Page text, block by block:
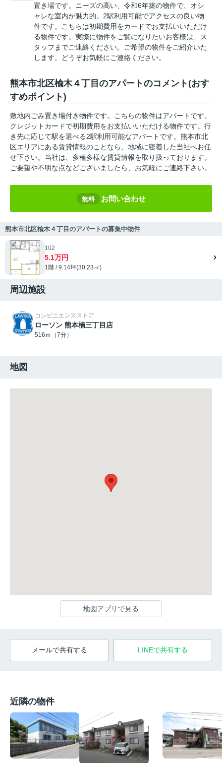
置き場です。ニーズの高い、令和6年築の物件で、オシ
ャレな室内が魅力的。2駅利用可能でアクセスの良い物
件です。こちらは初期費用をカードでお支払いいただけ
る物件です。実際に物件をご覧になりたいお客様は、ス
タッフまでご連絡ください。ご希望の物件をご紹介いた
します。どうぞお気軽にご連絡ください。
熊本市北区楡木４丁目のアパートのコメント(おす
すめポイント)
敷地内ごみ置き場付き物件です。こちらの物件はアパートです。
クレジットカードで初期費用をお支払いいただける物件です。行
き先に応じて駅を選べる2駅利用可能なアパートです。熊本市北
区エリアにある賃貸情報のことなら、地域に密着した当社へお任
せ下さい。当社は、多種多様な賃貸情報を取り扱っております。
ご要望や不明な点などございましたら、お気軽にご連絡下さい。
無料 お問い合わせ
熊本市北区楡木４丁目のアパートの募集中物件
102
5.1万円
1階 / 9.14坪(30.23㎡)
周辺施設
コンビニエンスストア
ローソン 熊本楠三丁目店
516ｍ（7分）
地図
地図アプリで見る
メールで共有する LINEで共有する
近隣の物件